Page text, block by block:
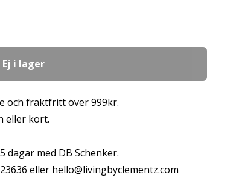
Ej i lager
och fraktfritt över 999kr.
eller kort.
dagar med DB Schenker.
eller hello@livingbyclementz.com